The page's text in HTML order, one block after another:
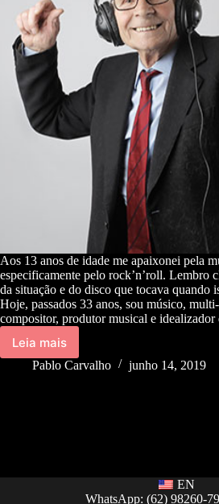
Aos 13 anos de idade me apaixonei pela
especificamente pelo rock’n’roll. Lembro
da situação e do disco que tocava quando
Hoje, passados 33 anos, sou músico,
compositor, produtor musical e
Leia mais
Pablo Carvalho junho 14, 2019
EN
WhatsApp: (62) 98260-